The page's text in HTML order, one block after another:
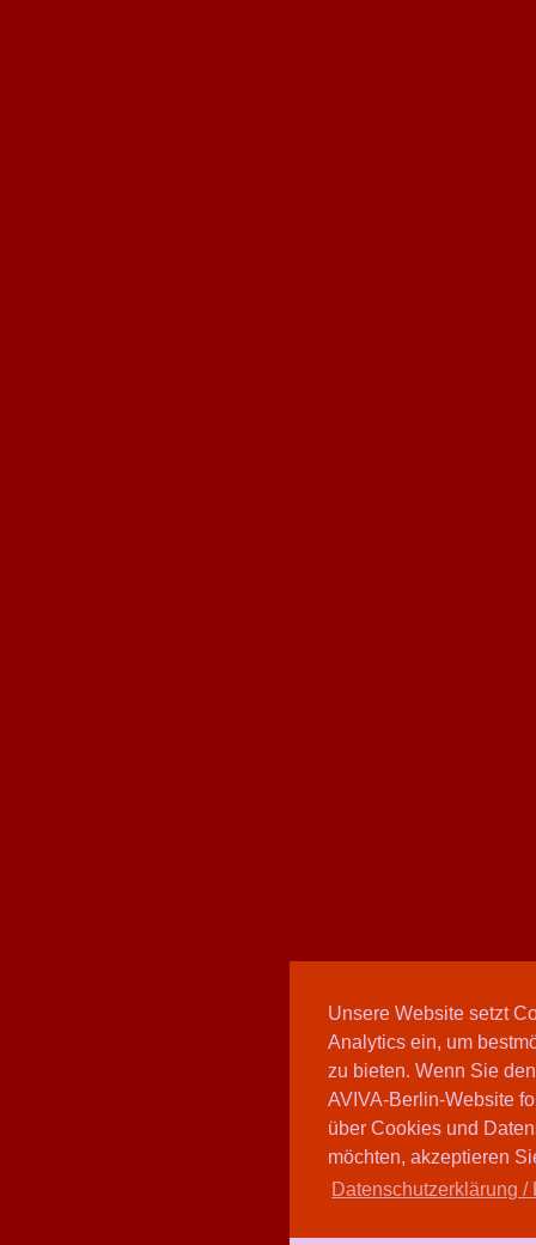
Unsere Website setzt
Analytics ein, um
zu bieten. Wenn Sie
AVIVA-Berlin-Website
über Cookies und
möchten, akzeptieren
Datenschutzerklärung /